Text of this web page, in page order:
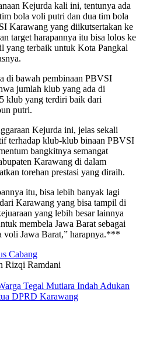
Kejurda kali ini, tentunya ada
bola voli putri dan dua tim bola
Karawang yang diikutsertakan ke
target harapannya itu bisa lolos ke
yang terbaik untuk Kota Pangkal
di bawah pembinaan PBVSI
jumlah klub yang ada di
klub yang terdiri baik dari
putri.
Kejurda ini, jelas sekali
terhadap klub-klub binaan PBVSI
bangkitnya semangat
Karawang di dalam
torehan prestasi yang diraih.
itu, bisa lebih banyak lagi
Karawang yang bisa tampil di
yang lebih besar lainnya
membela Jawa Barat sebagai
voli Jawa Barat,” harapnya.***
Cabang
Rizqi Ramdani
Tegal Mutiara Indah Adukan
DPRD Karawang